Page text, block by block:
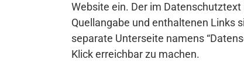
Website ein. Der im
Quellangabe und enthaltenen Links
separate Unterseite namens
Klick erreichbar zu machen.